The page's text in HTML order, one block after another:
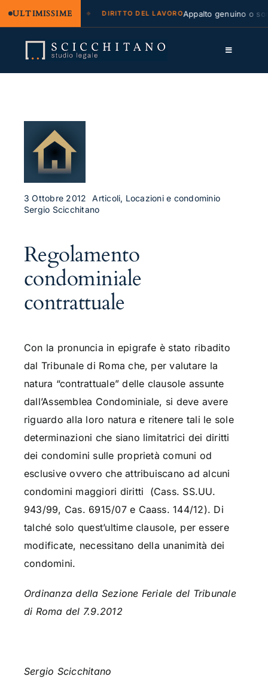
ULTIMISSIME
e regresso DIRITTO DEL LAVOROAppalto genuino o
contenuto
Toggle
Approfondimenti
Contatti
3 Ottobre 2012
Articoli, Locazioni e condominio
Sergio Scicchitano
Regolamento
condominiale
contrattuale
Con la pronuncia in epigrafe è stato ribadito
dal Tribunale di Roma che, per valutare la
natura “contrattuale” delle clausole assunte
dall’Assemblea Condominiale, si deve avere
riguardo alla loro natura e ritenere tali le sole
determinazioni che siano limitatrici dei diritti
dei condomini sulle proprietà comuni od
esclusive ovvero che attribuiscano ad alcuni
condomini maggiori diritti (Cass. SS.UU.
943/99, Cas. 6915/07 e Caass. 144/12). Di
talché solo quest’ultime clausole, per essere
modificate, necessitano della unanimità dei
condomini.
Ordinanza della Sezione Feriale del Tribunale
di Roma del 7.9.2012
Sergio Scicchitano